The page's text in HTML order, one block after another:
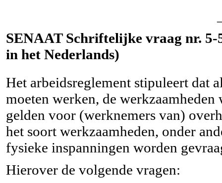
SENAAT Schriftelijke vraag nr. 5-
in het Nederlands)
Het arbeidsreglement stipuleert dat
moeten werken, de
gelden voor (werknemers van)
het soort werkzaamheden, onder
fysieke inspanningen worden
Hierover de volgende vragen: